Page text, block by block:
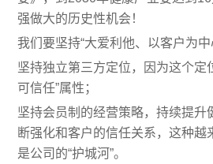
强做大的历史性机会！
我们要坚持“大爱利他、以客户为中
坚持独立第三方定位，因为这个定
可信任”属性；
坚持会员制的经营策略，持续提升
断强化和客户的信任关系，这种越
是公司的“护城河”。